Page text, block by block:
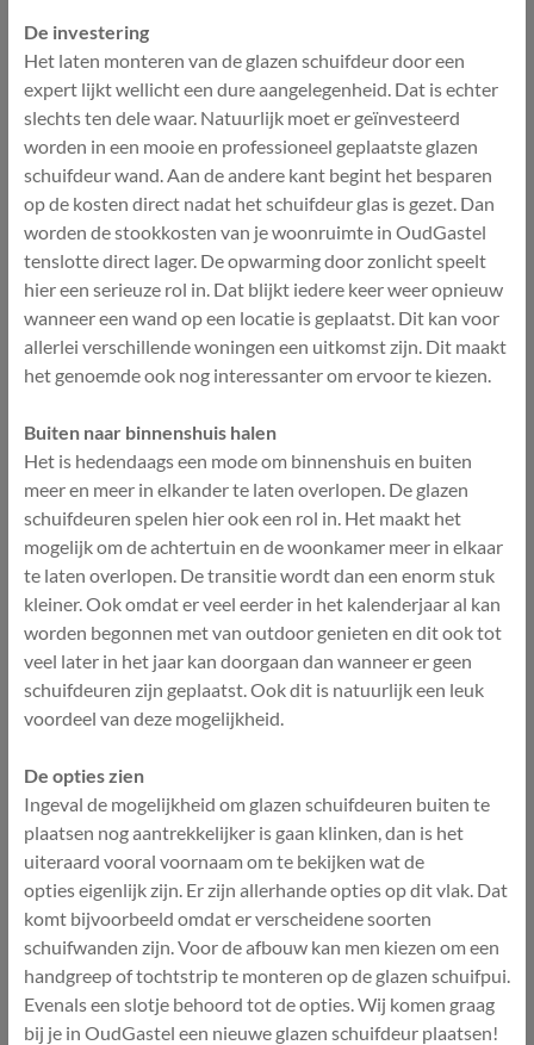
De investering
Het laten monteren van de glazen schuifdeur door een
expert lijkt wellicht een dure aangelegenheid. Dat is echter
slechts ten dele waar. Natuurlijk moet er geïnvesteerd
worden in een mooie en professioneel geplaatste glazen
schuifdeur wand. Aan de andere kant begint het besparen
op de kosten direct nadat het schuifdeur glas is gezet. Dan
worden de stookkosten van je woonruimte in OudGastel
tenslotte direct lager. De opwarming door zonlicht speelt
hier een serieuze rol in. Dat blijkt iedere keer weer opnieuw
wanneer een wand op een locatie is geplaatst. Dit kan voor
allerlei verschillende woningen een uitkomst zijn. Dit maakt
het genoemde ook nog interessanter om ervoor te kiezen.
Buiten naar binnenshuis halen
Het is hedendaags een mode om binnenshuis en buiten
meer en meer in elkander te laten overlopen. De glazen
schuifdeuren spelen hier ook een rol in. Het maakt het
mogelijk om de achtertuin en de woonkamer meer in elkaar
te laten overlopen. De transitie wordt dan een enorm stuk
kleiner. Ook omdat er veel eerder in het kalenderjaar al kan
worden begonnen met van outdoor genieten en dit ook tot
veel later in het jaar kan doorgaan dan wanneer er geen
schuifdeuren zijn geplaatst. Ook dit is natuurlijk een leuk
voordeel van deze mogelijkheid.
De opties zien
Ingeval de mogelijkheid om glazen schuifdeuren buiten te
plaatsen nog aantrekkelijker is gaan klinken, dan is het
uiteraard vooral voornaam om te bekijken wat de
opties eigenlijk zijn. Er zijn allerhande opties op dit vlak. Dat
komt bijvoorbeeld omdat er verscheidene soorten
schuifwanden zijn. Voor de afbouw kan men kiezen om een
handgreep of tochtstrip te monteren op de glazen schuifpui.
Evenals een slotje behoord tot de opties. Wij komen graag
bij je in OudGastel een nieuwe glazen schuifdeur plaatsen!